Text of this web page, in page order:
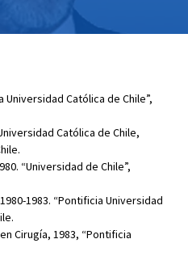
Católica de Chile”,
Católica de Chile,
“Universidad de Chile”,
1983. “Pontificia Universidad
Cirugía, 1983, “Pontificia